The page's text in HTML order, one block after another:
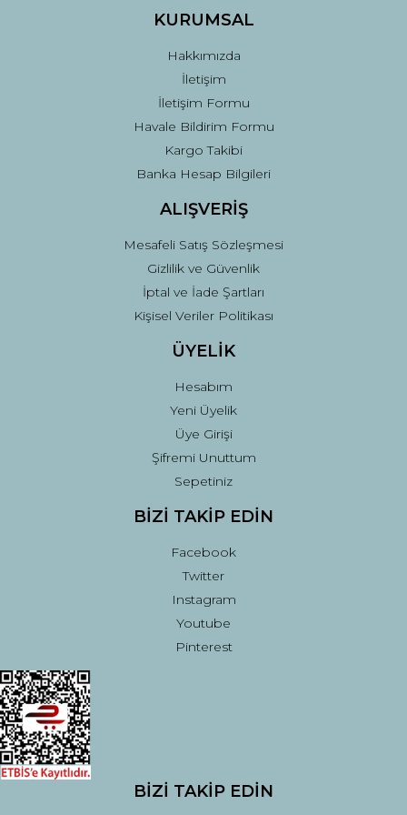
Ürün fiyatı diğer sitelerden daha pahalı.
Gönder
KURUMSAL
Hakkımızda
İletişim
İletişim Formu
Havale Bildirim Formu
Kargo Takibi
Banka Hesap Bilgileri
ALIŞVERİŞ
Mesafeli Satış Sözleşmesi
Gizlilik ve Güvenlik
İptal ve İade Şartları
Kişisel Veriler Politikası
ÜYELİK
Hesabım
Yeni Üyelik
Üye Girişi
Şifremi Unuttum
Sepetiniz
BİZİ TAKİP EDİN
Facebook
Twitter
Instagram
Youtube
Pinterest
BİZİ TAKİP EDİN